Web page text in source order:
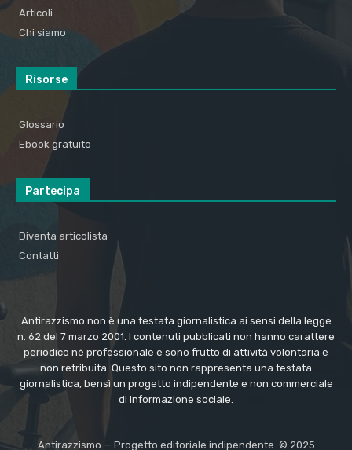
Articoli
Chi siamo
Risorse
Glossario
Ebook gratuito
Partecipa
Diventa articolista
Contatti
Antirazzismo non è una testata giornalistica ai sensi della legge
n. 62 del 7 marzo 2001. I contenuti pubblicati non hanno carattere
periodico né professionale e sono frutto di attività volontaria e
non retribuita. Questo sito non rappresenta una testata
giornalistica, bensì un progetto indipendente e non commerciale
di informazione sociale.
Antirazzismo — Progetto editoriale indipendente. © 2025